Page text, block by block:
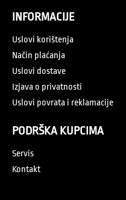
INFORMACIJE
Uslovi korištenja
Način plaćanja
Uslovi dostave
Izjava o privatnosti
Uslovi povrata i reklamacije
PODRŠKA KUPCIMA
Servis
Kontakt